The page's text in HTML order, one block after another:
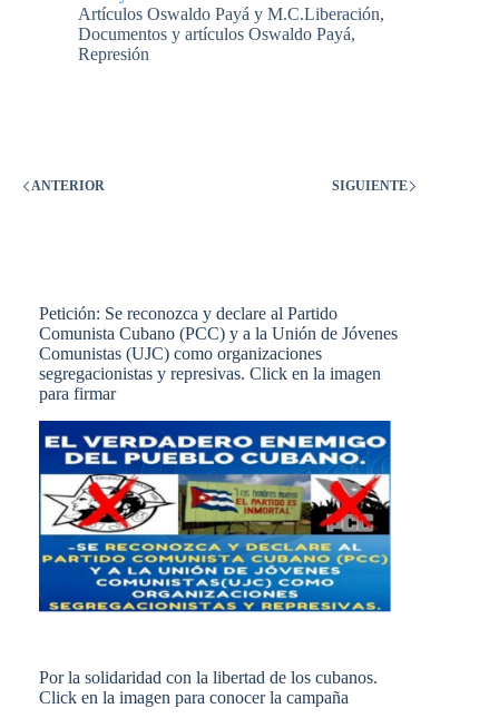
violación
Artículos Oswaldo Payá y M.C.Liberación,
Documentos y artículos Oswaldo Payá,
Represión
ANTERIOR SIGUIENTE
Petición: Se reconozca y declare al Partido
Comunista Cubano (PCC) y a la Unión de Jóvenes
Comunistas (UJC) como organizaciones
segregacionistas y represivas. Click en la imagen
para firmar
Por la solidaridad con la libertad de los cubanos.
Click en la imagen para conocer la campaña